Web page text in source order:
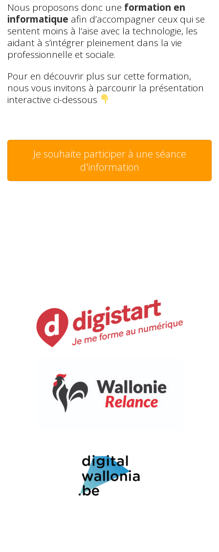
Nous proposons donc une formation en
informatique afin d’accompagner ceux qui se
sentent moins à l’aise avec la technologie, les
aidant à s’intégrer pleinement dans la vie
professionnelle et sociale.
Pour en découvrir plus sur cette formation,
nous vous invitons à parcourir la présentation
interactive ci-dessous
Je souhaite participer à une séance
d'information